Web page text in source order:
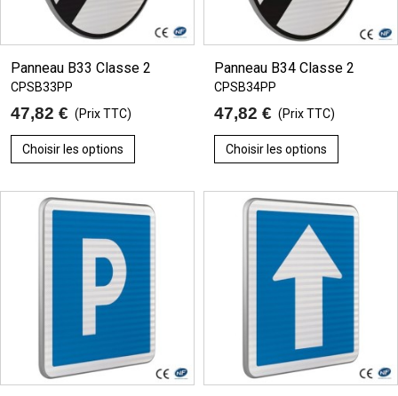
Panneau B33 Classe 2
CPSB33PP
47,82 € (Prix TTC)
Choisir les options
Panneau B34 Classe 2
CPSB34PP
47,82 € (Prix TTC)
Choisir les options